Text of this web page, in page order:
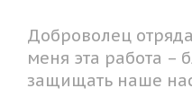
Доброволец
меня эта работа –
защищать наше